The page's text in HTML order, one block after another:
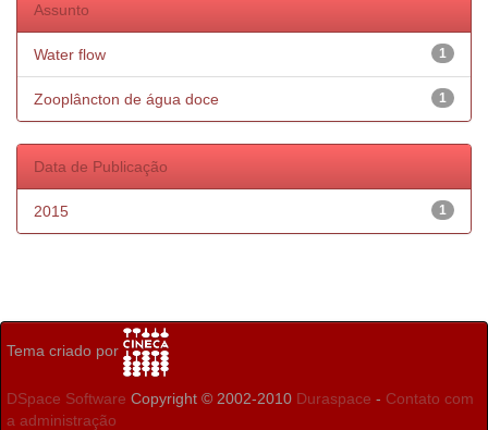
Assunto
1
Water flow
1
Zooplâncton de água doce
Data de Publicação
1
2015
Tema criado por
DSpace Software Copyright © 2002-2010 Duraspace - Contato com
a administração